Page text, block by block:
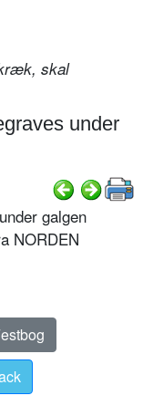
skal
under
galgen
NORDEN